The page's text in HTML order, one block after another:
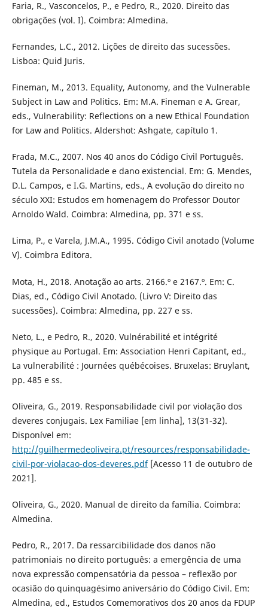
Faria, R., Vasconcelos, P., e Pedro, R., 2020. Direito das
obrigações (vol. I). Coimbra: Almedina.
Fernandes, L.C., 2012. Lições de direito das sucessões.
Lisboa: Quid Juris.
Fineman, M., 2013. Equality, Autonomy, and the Vulnerable
Subject in Law and Politics. Em: M.A. Fineman e A. Grear,
eds., Vulnerability: Reflections on a new Ethical Foundation
for Law and Politics. Aldershot: Ashgate, capítulo 1.
Frada, M.C., 2007. Nos 40 anos do Código Civil Português.
Tutela da Personalidade e dano existencial. Em: G. Mendes,
D.L. Campos, e I.G. Martins, eds., A evolução do direito no
século XXI: Estudos em homenagem do Professor Doutor
Arnoldo Wald. Coimbra: Almedina, pp. 371 e ss.
Lima, P., e Varela, J.M.A., 1995. Código Civil anotado (Volume
V). Coimbra Editora.
Mota, H., 2018. Anotação ao arts. 2166.º e 2167.º. Em: C.
Dias, ed., Código Civil Anotado. (Livro V: Direito das
sucessões). Coimbra: Almedina, pp. 227 e ss.
Neto, L., e Pedro, R., 2020. Vulnérabilité et intégrité
physique au Portugal. Em: Association Henri Capitant, ed.,
La vulnerabilité : Journées québécoises. Bruxelas: Bruylant,
pp. 485 e ss.
Oliveira, G., 2019. Responsabilidade civil por violação dos
deveres conjugais. Lex Familiae [em linha], 13(31-32).
Disponível em:
http://guilhermedeoliveira.pt/resources/responsabilidade-
civil-por-violacao-dos-deveres.pdf[Acesso 11 de outubro de
2021].
Oliveira, G., 2020. Manual de direito da família. Coimbra:
Almedina.
Pedro, R., 2017. Da ressarcibilidade dos danos não
patrimoniais no direito português: a emergência de uma
nova expressão compensatória da pessoa – reflexão por
ocasião do quinquagésimo aniversário do Código Civil. Em:
Almedina, ed., Estudos Comemorativos dos 20 anos da FDUP